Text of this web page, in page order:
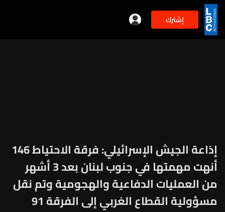
إشترك
إذاعة الجيش الإسرائيلي: فرقة الاحتياط 146
أنهت مهمتها في جنوب لبنان بعد 3 أشهر
من العمليات الدفاعية والهجومية وتم نقل
مسؤولية القطاع الغربي إلى الفرقة 91